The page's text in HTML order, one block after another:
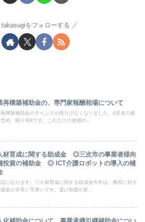
takasugiをフォローする
再構築補助金の、専門家報酬相場について
構築補助金のチャンスが残り少なくなりました。6月末の募
め、残り3回です。これだけの規模の...
育成に関する助成金 ◎三次市の事業者様向
投資の補助金 ◎ ICT介護ロボットの導入の補
話になります。◎人材育成に関する助成金今年は、教育に対す
金が非常に手厚いです。逆に制度が多...
化補助金について、事業承継引継補助金につい